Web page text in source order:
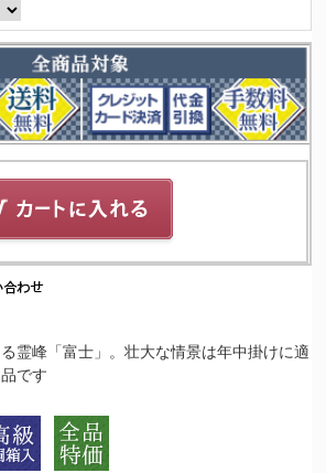
る霊峰「富士」。壮大な情景は年中掛けに適
です